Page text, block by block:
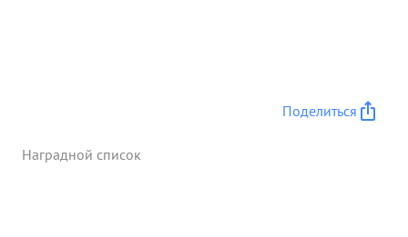
Поделиться
Наградной список